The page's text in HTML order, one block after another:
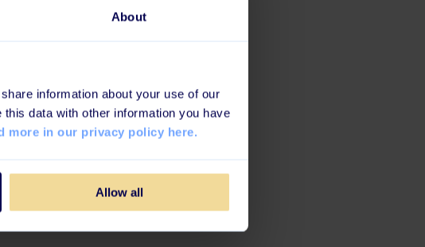
About
information about your use of our
data with other information you have
more in our privacy policy here.
Allow all
er